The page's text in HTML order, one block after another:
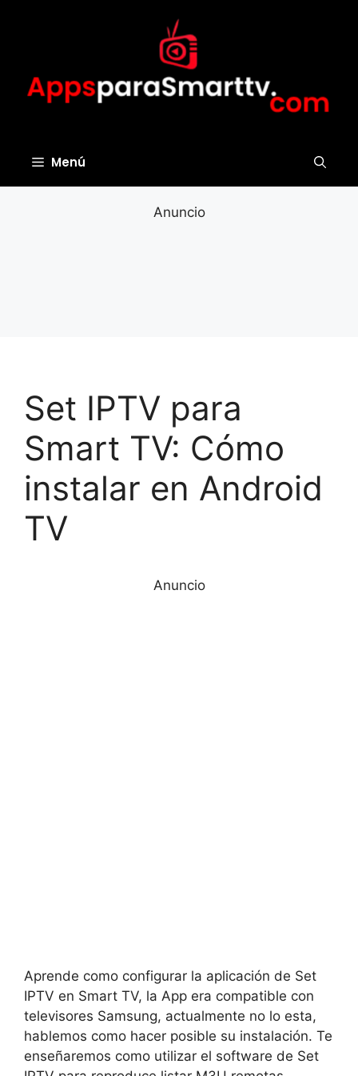
Menú
Anuncio
Set IPTV para
Smart TV: Cómo
instalar en Android
TV
Anuncio
Aprende como configurar la aplicación de Set
IPTV en Smart TV, la App era compatible con
televisores Samsung, actualmente no lo esta,
hablemos como hacer posible su instalación. Te
enseñaremos como utilizar el software de Set